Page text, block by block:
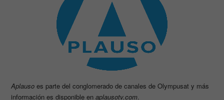
Aplauso es parte del conglomerado de canales de Olympusat y más
información es disponible enaplausotv.com.